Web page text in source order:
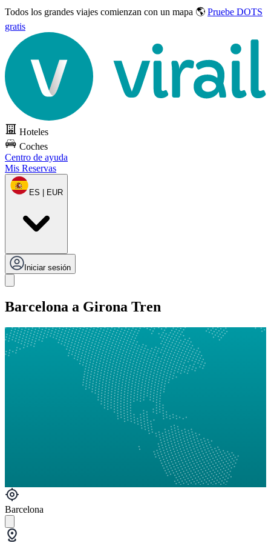
Todos los grandes viajes comienzan con un mapa 🌎 Pruebe DOTS
gratis
Hoteles
Coches
Centro de ayuda
Mis Reservas
ES | EUR
Iniciar sesión
Barcelona a Girona Tren
Barcelona